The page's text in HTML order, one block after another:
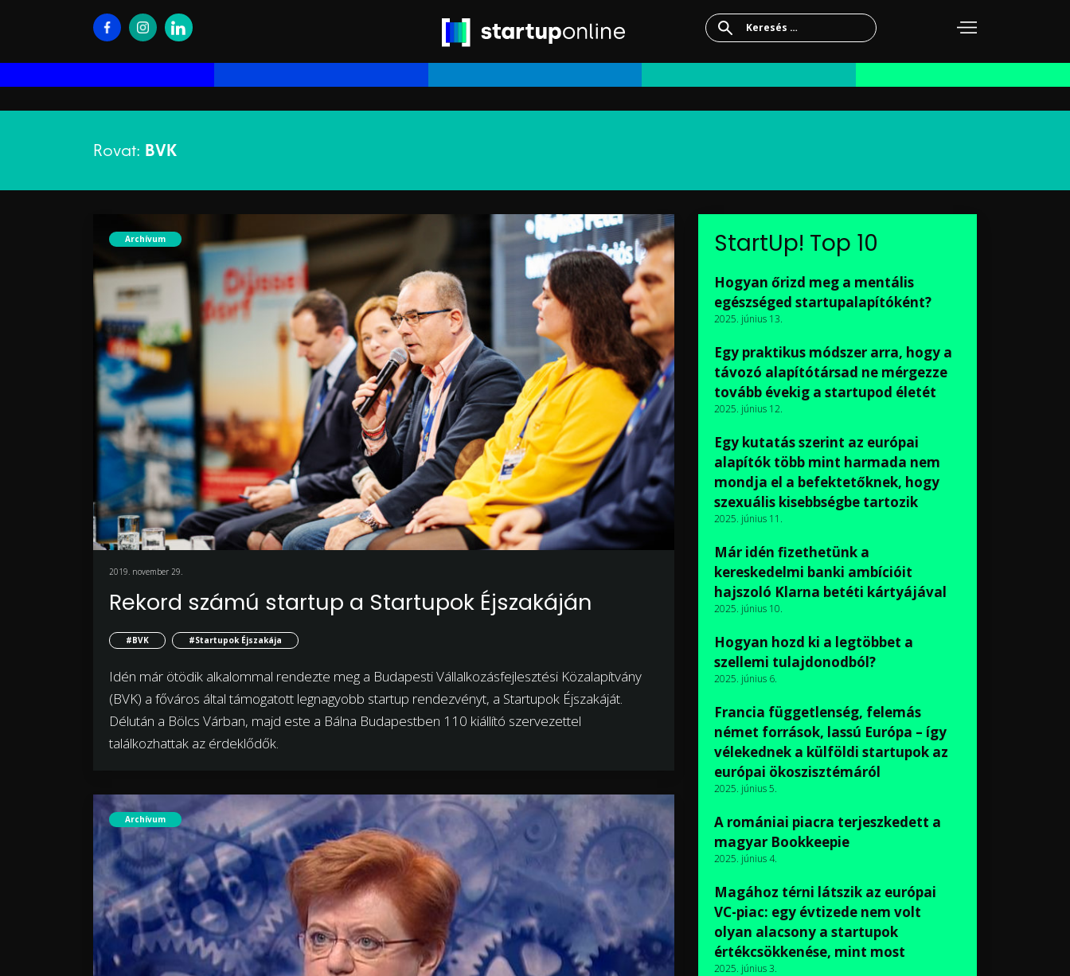
Keresés:
Rovat: BVK
Archívum
2019. november 29.
Rekord számú startup a Startupok Éjszakáján
#BVK #Startupok Éjszakája
Idén már ötödik alkalommal rendezte meg a Budapesti Vállalkozásfejlesztési Közalapítvány
(BVK) a főváros által támogatott legnagyobb startup rendezvényt, a Startupok Éjszakáját.
Délután a Bölcs Várban, majd este a Bálna Budapestben 110 kiállító szervezettel
találkozhattak az érdeklődők.
Archívum
StartUp! Top 10
Hogyan őrizd meg a mentális
egészséged startupalapítóként?
2025. június 13.
Egy praktikus módszer arra, hogy a
távozó alapítótársad ne mérgezze
tovább évekig a startupod életét
2025. június 12.
Egy kutatás szerint az európai
alapítók több mint harmada nem
mondja el a befektetőknek, hogy
szexuális kisebbségbe tartozik
2025. június 11.
Már idén fizethetünk a
kereskedelmi banki ambícióit
hajszoló Klarna betéti kártyájával
2025. június 10.
Hogyan hozd ki a legtöbbet a
szellemi tulajdonodból?
2025. június 6.
Francia függetlenség, felemás
német források, lassú Európa – így
vélekednek a külföldi startupok az
európai ökoszisztémáról
2025. június 5.
A romániai piacra terjeszkedett a
magyar Bookkeepie
2025. június 4.
Magához térni látszik az európai
VC-piac: egy évtizede nem volt
olyan alacsony a startupok
értékcsökkenése, mint most
2025. június 3.